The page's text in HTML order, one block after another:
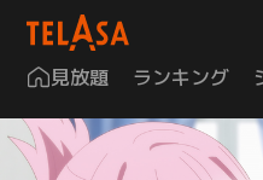
見放題 ランキング